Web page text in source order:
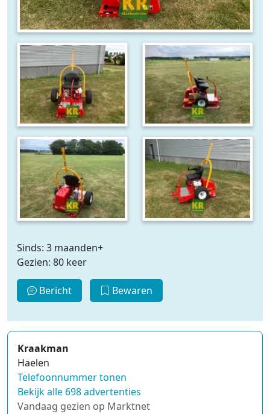
Sinds: 3 maanden+
Gezien: 80 keer
Bericht Bewaren
Kraakman
Haelen
Telefoonnummer tonen
Bekijk alle 698 advertenties
Vandaag gezien op Marktnet